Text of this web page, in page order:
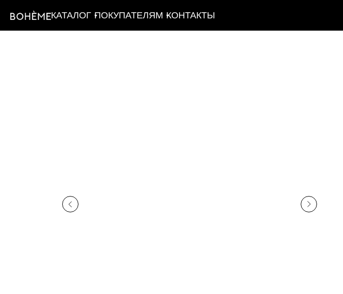
КАТАЛОГ ПОКУПАТЕЛЯМ КОНТАКТЫ